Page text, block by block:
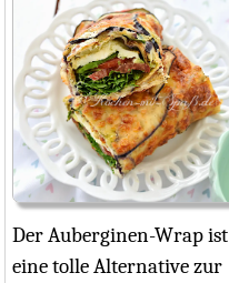
Der Auberginen-Wrap ist
eine tolle Alternative zur